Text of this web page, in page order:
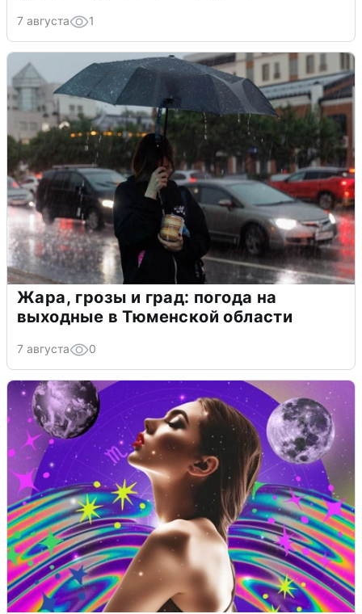
7 августа 1
Жара, грозы и град: погода на
выходные в Тюменской области
7 августа 0